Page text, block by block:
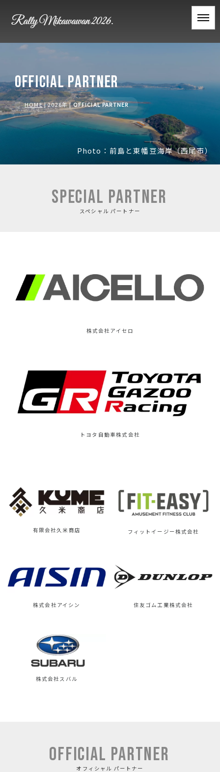
OFFICIAL PARTNER
HOME| 2026年 |OFFICIAL PARTNER
Photo：前島と東幡豆海岸（西尾市）
SPECIAL PARTNER
スペシャル パートナー
株式会社アイセロ
トヨタ自動車株式会社
有限会社久米商店 フィットイージー株式会社
株式会社アイシン 住友ゴム工業株式会社
株式会社スバル
OFFICIAL PARTNER
オフィシャル パートナー